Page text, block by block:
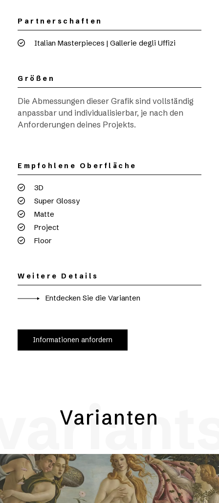
Partnerschaften
Italian Masterpieces | Gallerie degli Uffizi
Größen
Die Abmessungen dieser Grafik sind vollständig
anpassbar und individualisierbar, je nach den
Anforderungen deines Projekts.
Empfohlene Oberfläche
3D
Super Glossy
Matte
Project
Floor
Weitere Details
Entdecken Sie die Varianten
Informationen anfordern
Varianten